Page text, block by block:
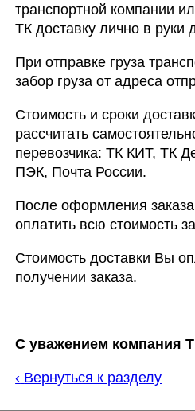
транспортной компании
ТК доставку лично в руки
При отправке груза
забор груза от адреса
Стоимость и сроки
рассчитать
перевозчика: ТК КИТ, ТК
ПЭК, Почта России.
После оформления
оплатить всю стоимость
Стоимость доставки Вы
получении заказа.
С уважением компания
‹ Вернуться к разделу